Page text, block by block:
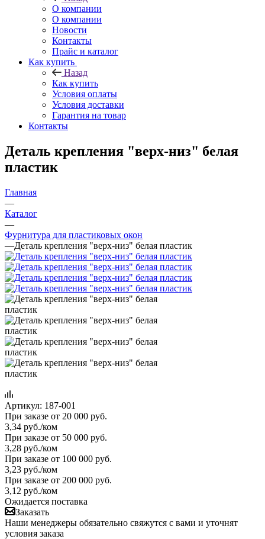
О компании
О компании
Новости
Контакты
Прайс и каталог
Как купить
Назад
Как купить
Условия оплаты
Условия доставки
Гарантия на товар
Контакты
Деталь крепления "верх-низ" белая
пластик
Главная
—
Каталог
—
Фурнитура для пластиковых окон
—Деталь крепления "верх-низ" белая пластик
Артикул: 187-001
При заказе от 20 000 руб.
3,34 руб./ком
При заказе от 50 000 руб.
3,28 руб./ком
При заказе от 100 000 руб.
3,23 руб./ком
При заказе от 200 000 руб.
3,12 руб./ком
Ожидается поставка
Заказать
Наши менеджеры обязательно свяжутся с вами и уточнят
условия заказа